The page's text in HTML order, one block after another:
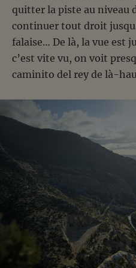
quitter la piste au niveau
continuer tout droit
falaise… De là, la vue est
c’est vite vu, on voit
caminito del rey de là-